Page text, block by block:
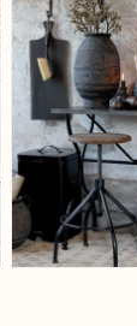
image